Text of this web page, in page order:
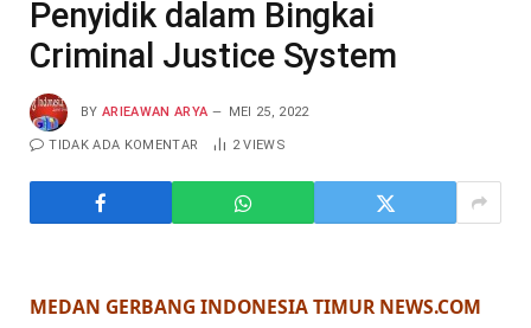
Penyidik dalam Bingkai
Criminal Justice System
BY ARIEAWAN ARYA MEI 25, 2022
TIDAK ADA KOMENTAR 2VIEWS
MEDAN GERBANG INDONESIA TIMUR NEWS.COM